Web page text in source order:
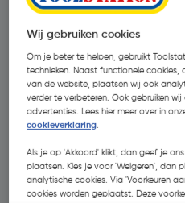
Wij gebruiken cookies
Om je beter te helpen, gebruikt
technieken. Naast functionele cookies,
van de website, plaatsen wij ook
verder te verbeteren. Ook gebruiken
advertenties. Lees hier meer over in
cookieverklaring.
Als je op 'Akkoord' klikt, dan geef je
plaatsen. Kies je voor 'Weigeren', dan
analytische cookies. Via 'Voorkeuren
cookies worden geplaatst. Deze